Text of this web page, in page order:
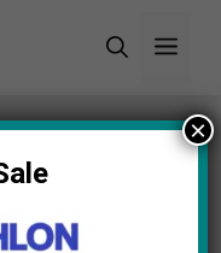
Test:
×